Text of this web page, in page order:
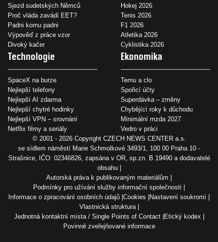
Sjezd sudetských Němců
Proč vláda zavádí EET?
Padni komu padni
Výpověď z práce vzor
Divoký kačer
Hokej 2026
Tenis 2026
F1 2026
Atletika 2026
Cyklistika 2026
Technologie
SpaceX na burze
Nejlepší telefony
Nejlepší AI zdarma
Nejlepší chytré hodinky
Nejlepší VPN – srovnání
Netflix filmy a seriály
Ekonomika
Temu a clo
Spořicí účty
Superdávka – změny
Chybějící roky k důchodu
Minimální mzda 2027
Vedro v práci
© 2001 - 2026 Copyright CZECH NEWS CENTER a.s.
se sídlem náměstí Marie Schmolkové 3493/1, 100 00 Praha 10 -
Strašnice, IČO: 02346826, zapsána v OR, sp.zn. B 19490 a dodavatelé
obsahu
Autorská práva k publikovaným materiálům
Podmínky pro užívání služby informační společnosti
Informace o zpracování osobních údajů Cookies Nastavení soukromí
Vlastnická struktura
Jednotná kontaktní místa / Single Points of Contact Etický kodex
Povinně zveřejňované informace